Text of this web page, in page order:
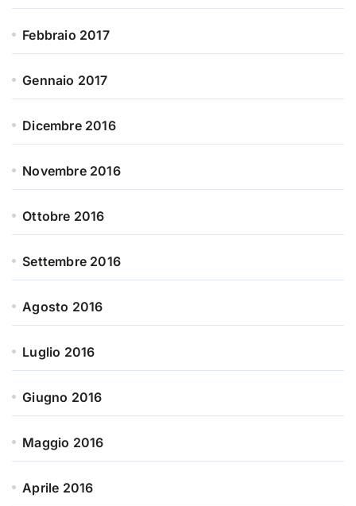
Febbraio 2017
Gennaio 2017
Dicembre 2016
Novembre 2016
Ottobre 2016
Settembre 2016
Agosto 2016
Luglio 2016
Giugno 2016
Maggio 2016
Aprile 2016